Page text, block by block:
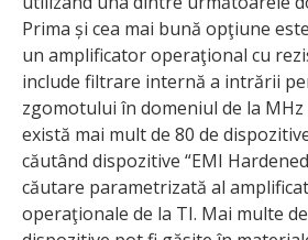
Prima și cea mai bună opţiune
un amplificator operaţional cu
include filtrare internă a intrării
zgomotului în domeniul de la MHz
există mai mult de 80 de
căutând dispozitive “EMI
căutare parametrizată al
operaţionale de la TI. Mai multe